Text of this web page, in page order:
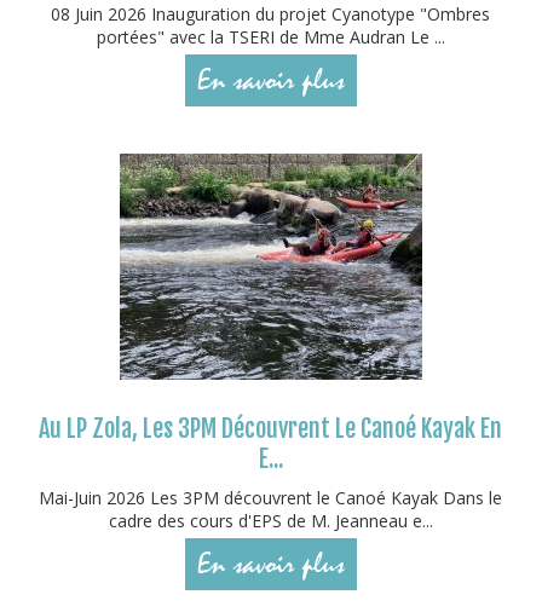
08 Juin 2026 Inauguration du projet Cyanotype "Ombres
portées" avec la TSERI de Mme Audran Le ...
En savoir plus
Au LP Zola, Les 3PM Découvrent Le Canoé Kayak En
E...
Mai-Juin 2026 Les 3PM découvrent le Canoé Kayak Dans le
cadre des cours d'EPS de M. Jeanneau e...
En savoir plus